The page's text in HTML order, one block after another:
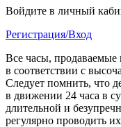
Войдите в личный
Регистрация/Вход
Все часы, продаваемые
в соответствии с
Следует помнить, что
в движении 24 часа в
длительной и
регулярно проводить